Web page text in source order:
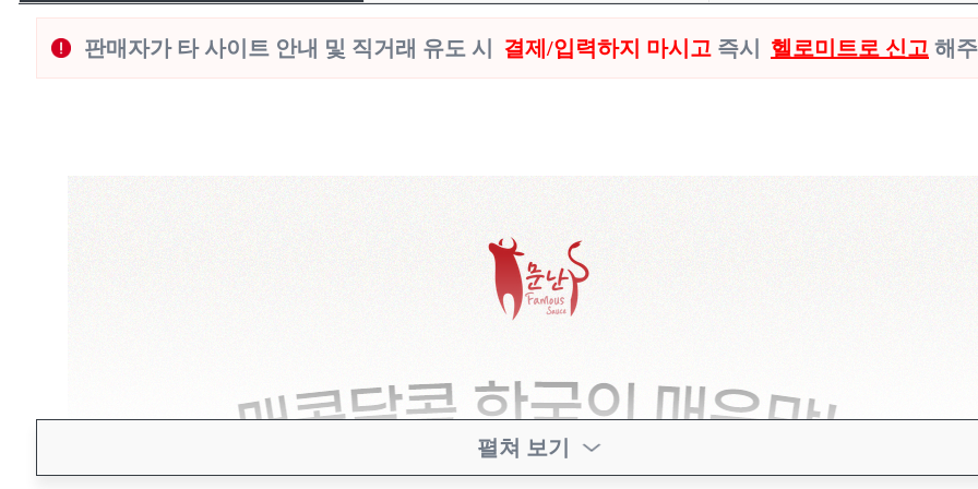
판매자가 타 사이트 안내 및 직거래 유도 시 결제/입력하지 마시고 즉시 헬로미트로 신고 해
펼쳐 보기